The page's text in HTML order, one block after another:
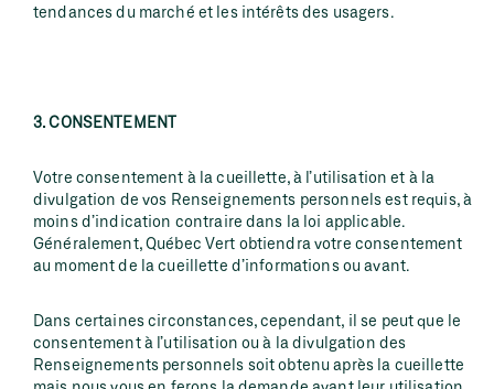
tendances du marché et les intérêts des usagers.
3. CONSENTEMENT
Votre consentement à la cueillette, à l’utilisation et à la
divulgation de vos Renseignements personnels est requis, à
moins d’indication contraire dans la loi applicable.
Généralement, Québec Vert obtiendra votre consentement
au moment de la cueillette d’informations ou avant.
Dans certaines circonstances, cependant, il se peut que le
consentement à l’utilisation ou à la divulgation des
Renseignements personnels soit obtenu après la cueillette